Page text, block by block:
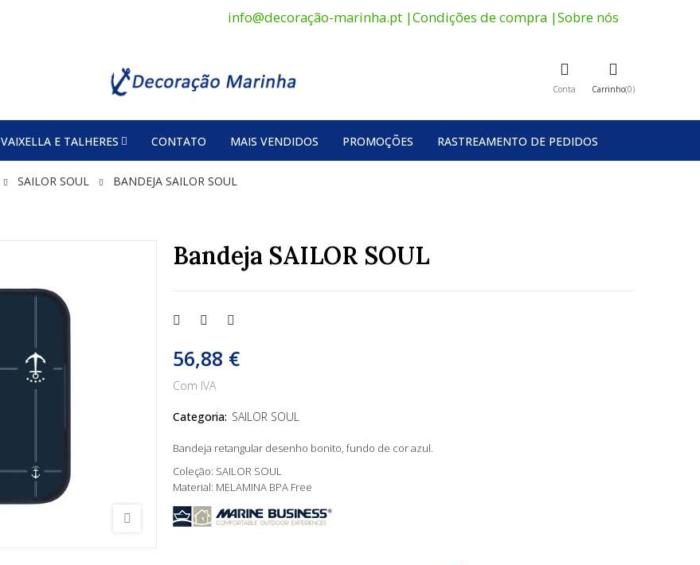
info@decoração-marinha.pt |Condições de compra |Sobre nós
Conta Carrinho 0
VAIXELLA E TALHERES CONTATO MAIS VENDIDOS PROMOÇÕES RASTREAMENTO DE PEDIDOS
SAILOR SOUL BANDEJA SAILOR SOUL
Bandeja SAILOR SOUL
56,88 €
Com IVA
Categoria: SAILOR SOUL
Bandeja retangular desenho bonito, fundo de cor azul.
Coleção: SAILOR SOUL
Material: MELAMINA BPA Free